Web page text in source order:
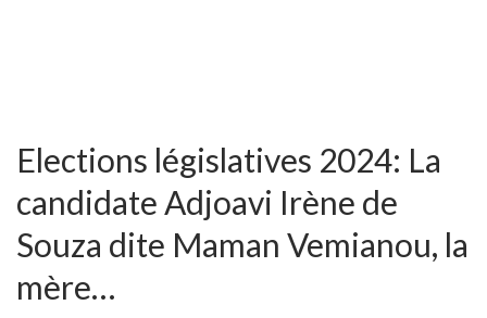
Elections législatives 2024: La
candidate Adjoavi Irène de
Souza dite Maman Vemianou, la
mère…